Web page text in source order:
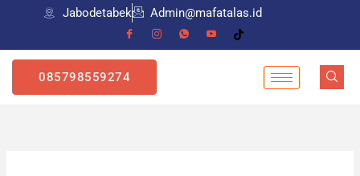
content
Jabodetabek Admin@mafatalas.id
085798559274